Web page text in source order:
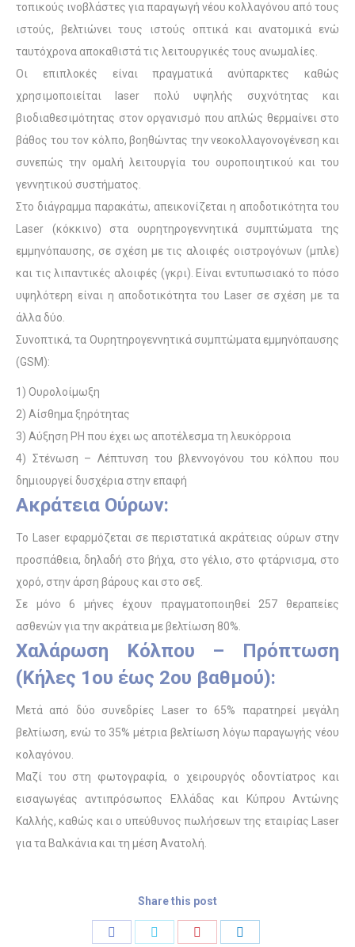
τοπικούς ινοβλάστες για παραγωγή νέου κολλαγόνου από τους
ιστούς, βελτιώνει τους ιστούς οπτικά και ανατομικά ενώ
ταυτόχρονα αποκαθιστά τις λειτουργικές τους ανωμαλίες.
Οι επιπλοκές είναι πραγματικά ανύπαρκτες καθώς
χρησιμοποιείται laser πολύ υψηλής συχνότητας και
βιοδιαθεσιμότητας στον οργανισμό που απλώς θερμαίνει στο
βάθος του τον κόλπο, βοηθώντας την νεοκολλαγονογένεση και
συνεπώς την ομαλή λειτουργία του ουροποιητικού και του
γεννητικού συστήματος.
Στο διάγραμμα παρακάτω, απεικονίζεται η αποδοτικότητα του
Laser (κόκκινο) στα ουρητηρογεννητικά συμπτώματα της
εμμηνόπαυσης, σε σχέση με τις αλοιφές οιστρογόνων (μπλε)
και τις λιπαντικές αλοιφές (γκρι). Είναι εντυπωσιακό το πόσο
υψηλότερη είναι η αποδοτικότητα του Laser σε σχέση με τα
άλλα δύο.
Συνοπτικά, τα Ουρητηρογεννητικά συμπτώματα εμμηνόπαυσης
(GSM):
1) Ουρολοίμωξη
2) Αίσθημα ξηρότητας
3) Αύξηση PH που έχει ως αποτέλεσμα τη λευκόρροια
4) Στένωση – Λέπτυνση του βλεννογόνου του κόλπου που
δημιουργεί δυσχέρια στην επαφή
Ακράτεια Ούρων:
Το Laser εφαρμόζεται σε περιστατικά ακράτειας ούρων στην
προσπάθεια, δηλαδή στο βήχα, στο γέλιο, στο φτάρνισμα, στο
χορό, στην άρση βάρους και στο σεξ.
Σε μόνο 6 μήνες έχουν πραγματοποιηθεί 257 θεραπείες
ασθενών για την ακράτεια με βελτίωση 80%.
Χαλάρωση Κόλπου – Πρόπτωση
(Κήλες 1ου έως 2ου βαθμού):
Μετά από δύο συνεδρίες Laser το 65% παρατηρεί μεγάλη
βελτίωση, ενώ το 35% μέτρια βελτίωση λόγω παραγωγής νέου
κολαγόνου.
Μαζί του στη φωτογραφία, ο χειρουργός οδοντίατρος και
εισαγωγέας αντιπρόσωπος Ελλάδας και Κύπρου Αντώνης
Καλλής, καθώς και ο υπεύθυνος πωλήσεων της εταιρίας Laser
για τα Βαλκάνια και τη μέση Ανατολή.
Share this post